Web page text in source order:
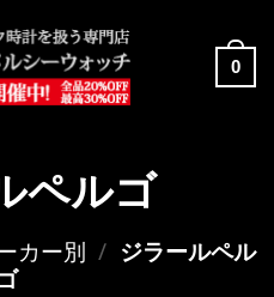
0
ペルゴ
カー別 / ジラールペル